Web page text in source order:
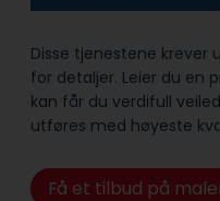
Disse tjenestene krever
for detaljer. Leier du en
kan får du verdifull
utføres med høyeste
Få et tilbud på